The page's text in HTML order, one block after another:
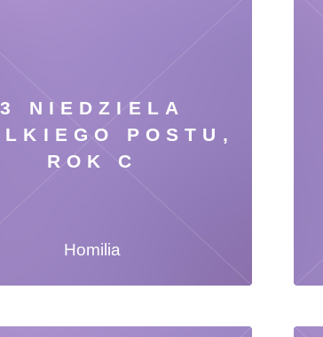
3 NIEDZIELA
POSTU,
ROK C
Homilia